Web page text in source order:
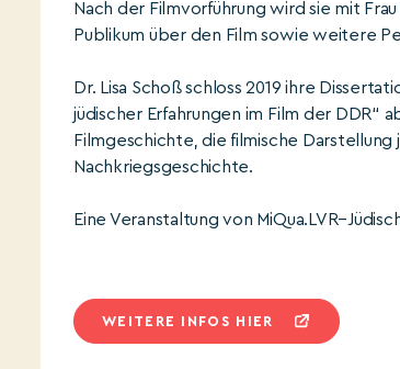
Nach der Filmvorführung wird sie mit
Publikum über den Film sowie weitere
Dr. Lisa Schoß schloss 2019 ihre
jüdischer Erfahrungen im Film der DDR“
Filmgeschichte, die filmische Darstellung
Nachkriegsgeschichte.
Eine Veranstaltung von
WEITERE INFOS HIER